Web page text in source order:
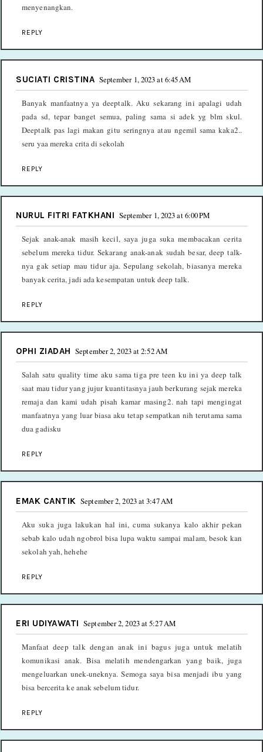
menyenangkan.
REPLY
SUCIATI CRISTINA September 1, 2023 at 6:45 AM
Banyak manfaatnya ya deeptalk. Aku sekarang ini apalagi udah
pada sd, tepar banget semua, paling sama si adek yg blm skul.
Deeptalk pas lagi makan gitu seringnya atau ngemil sama kaka2..
seru yaa mereka crita di sekolah
REPLY
NURUL FITRI FATKHANI September 1, 2023 at 6:00 PM
Sejak anak-anak masih kecil, saya juga suka membacakan cerita
sebelum mereka tidur. Sekarang anak-anak sudah besar, deep talk-
nya gak setiap mau tidur aja. Sepulang sekolah, biasanya mereka
banyak cerita, jadi ada kesempatan untuk deep talk.
REPLY
OPHI ZIADAH September 2, 2023 at 2:52 AM
Salah satu quality time aku sama tiga pre teen ku ini ya deep talk
saat mau tidur yang jujur kuantitasnya jauh berkurang sejak mereka
remaja dan kami udah pisah kamar masing2. nah tapi mengingat
manfaatnya yang luar biasa aku tetap sempatkan nih terutama sama
dua gadisku
REPLY
EMAK CANTIK September 2, 2023 at 3:47 AM
Aku suka juga lakukan hal ini, cuma sukanya kalo akhir pekan
sebab kalo udah ngobrol bisa lupa waktu sampai malam, besok kan
sekolah yah, hehehe
REPLY
ERI UDIYAWATI September 2, 2023 at 5:27 AM
Manfaat deep talk dengan anak ini bagus juga untuk melatih
komunikasi anak. Bisa melatih mendengarkan yang baik, juga
mengeluarkan unek-uneknya. Semoga saya bisa menjadi ibu yang
bisa bercerita ke anak sebelum tidur.
REPLY